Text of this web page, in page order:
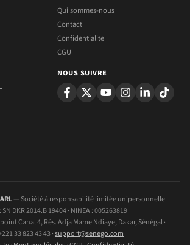
Qui sommes-nous
Contact
Confidentialite
CGU
NOUS SUIVRE
— Société à responsabilité limitée unipersonnelle ·
SN DKR 2014.B 19404 · NINEA : 005263819
Canal 4, Rés. Adja Mame Ndiaye, Dakar, Sénégal ·
33 823 43 43 ·support@senego.com